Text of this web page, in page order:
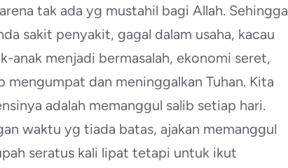
tak ada yg mustahil bagi Allah. Sehingga
sakit penyakit, gagal dalam usaha, kacau
anak menjadi bermasalah, ekonomi seret,
dan meninggalkan Tuhan. Kita
adalah memanggul salib setiap hari.
waktu yg tiada batas, ajakan memanggul
seratus kali lipat tetapi untuk ikut